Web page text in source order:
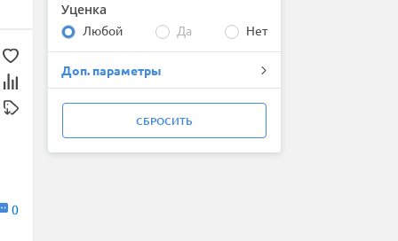
0
ROADX (by Sailun)
Sailun
Triangle
WestLake
Winrun
Уценка
Любой Да Нет
Доп. параметры
СБРОСИТЬ